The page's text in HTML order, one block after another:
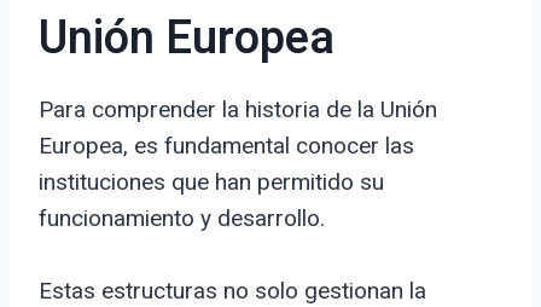
Unión Europea
Para comprender la historia de la Unión
Europea, es fundamental conocer las
instituciones que han permitido su
funcionamiento y desarrollo.
Estas estructuras no solo gestionan la